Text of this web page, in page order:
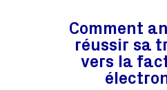
Comment
réussir sa
vers la